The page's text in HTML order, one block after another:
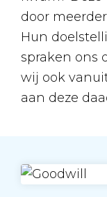
door
Hun
spraken ons
wij ook
aan deze